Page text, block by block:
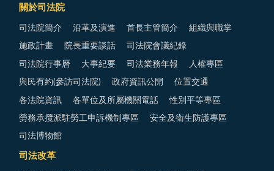
關於司法院
司法院簡介 沿革及演進 首長主管簡介 組織與職掌
施政計畫 院長重要談話 司法院會議紀錄
司法院行事曆 大事紀要 司法業務年報 人權專區
與民有約(參訪司法院) 政府資訊公開 位置交通
各法院資訊 各單位及所屬機關電話 性別平等專區
勞務承攬派駐勞工申訴機制專區 安全及衛生防護專區
司法博物館
司法改革